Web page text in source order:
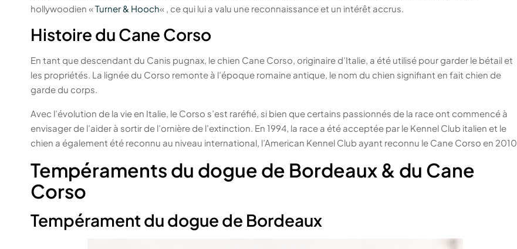
hollywoodien «Turner & Hooch« , ce qui lui a valu une reconnaissance et un intérêt accrus.
Histoire du Cane Corso
En tant que descendant du Canis pugnax, le chien Cane Corso, originaire d’Italie, a été utilisé pour garder le bétail et
les propriétés. La lignée du Corso remonte à l’époque romaine antique, le nom du chien signifiant en fait chien de
garde du corps.
Avec l’évolution de la vie en Italie, le Corso s’est raréfié, si bien que certains passionnés de la race ont commencé à
envisager de l’aider à sortir de l’ornière de l’extinction. En 1994, la race a été acceptée par le Kennel Club italien et le
chien a également été reconnu au niveau international, l’American Kennel Club ayant reconnu le Cane Corso en 2010.
Tempéraments du dogue de Bordeaux & du Cane
Corso
Tempérament du dogue de Bordeaux